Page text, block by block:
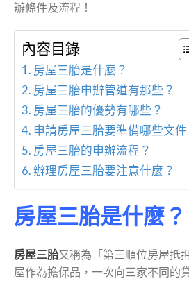
辦條件及流程！
內容目錄
房屋三胎是什麼？
房屋三胎申辦管道有那些？
房屋三胎的優勢有哪些？
申請房屋三胎要準備哪些文件
房屋三胎的申辦流程？
辦理房屋三胎要注意什麼？
房屋三胎是什麼？
房屋三胎又稱為「第三順位房屋抵
屋作為擔保品，一次向三家不同的